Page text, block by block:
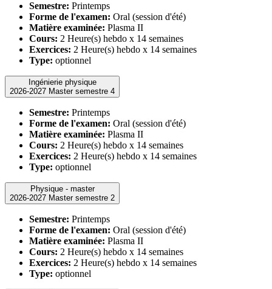
Semestre: Printemps
Forme de l'examen: Oral (session d'été)
Matière examinée: Plasma II
Cours: 2 Heure(s) hebdo x 14 semaines
Exercices: 2 Heure(s) hebdo x 14 semaines
Type: optionnel
Ingénierie physique
2026-2027 Master semestre 4
Semestre: Printemps
Forme de l'examen: Oral (session d'été)
Matière examinée: Plasma II
Cours: 2 Heure(s) hebdo x 14 semaines
Exercices: 2 Heure(s) hebdo x 14 semaines
Type: optionnel
Physique - master
2026-2027 Master semestre 2
Semestre: Printemps
Forme de l'examen: Oral (session d'été)
Matière examinée: Plasma II
Cours: 2 Heure(s) hebdo x 14 semaines
Exercices: 2 Heure(s) hebdo x 14 semaines
Type: optionnel